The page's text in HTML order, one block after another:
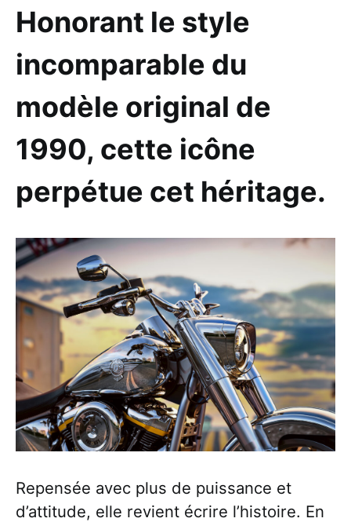
Honorant le style
incomparable du
modèle original de
1990, cette icône
perpétue cet héritage.
Repensée avec plus de puissance et
d’attitude, elle revient écrire l’histoire. En